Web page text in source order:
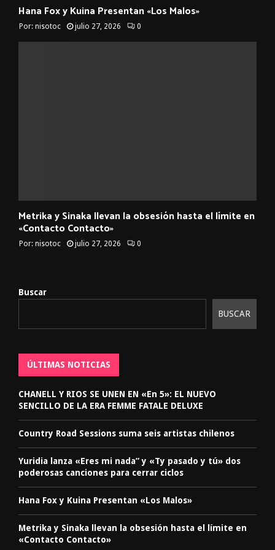
Hana Fox y Kuina Presentan «Los Malos»
Por: nisotoc julio 27, 2026 0
Metrika y Sinaka llevan la obsesión hasta el límite en
«Contacto Contacto»
Por: nisotoc julio 27, 2026 0
Buscar
BUSCAR
ÚLTIMAS NOTICIAS
CHANELL Y RIOS SE UNEN EN «En 5»: EL NUEVO
SENCILLO DE LA ERA FEMME FATALE DELUXE
Country Road Sessions suma seis artistas chilenos
Yuridia lanza «Eres mi nada” y «Ty pasado y tú» dos
poderosas canciones para cerrar ciclos
Hana Fox y Kuina Presentan «Los Malos»
Metrika y Sinaka llevan la obsesión hasta el límite en
«Contacto Contacto»